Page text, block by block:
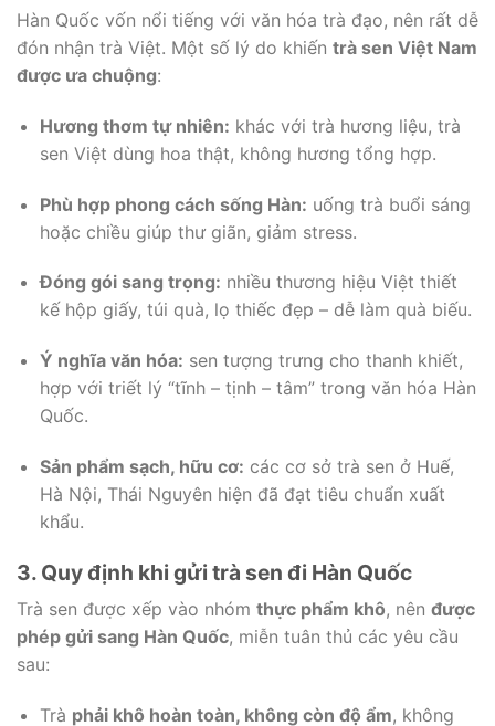
Hàn Quốc vốn nổi tiếng với văn hóa trà đạo, nên rất dễ
đón nhận trà Việt. Một số lý do khiến trà sen Việt Nam
được ưa chuộng:
Hương thơm tự nhiên: khác với trà hương liệu, trà
sen Việt dùng hoa thật, không hương tổng hợp.
Phù hợp phong cách sống Hàn: uống trà buổi sáng
hoặc chiều giúp thư giãn, giảm stress.
Đóng gói sang trọng: nhiều thương hiệu Việt thiết
kế hộp giấy, túi quà, lọ thiếc đẹp – dễ làm quà biếu.
Ý nghĩa văn hóa: sen tượng trưng cho thanh khiết,
hợp với triết lý “tĩnh – tịnh – tâm” trong văn hóa Hàn
Quốc.
Sản phẩm sạch, hữu cơ: các cơ sở trà sen ở Huế,
Hà Nội, Thái Nguyên hiện đã đạt tiêu chuẩn xuất
khẩu.
3. Quy định khi gửi trà sen đi Hàn Quốc
Trà sen được xếp vào nhóm thực phẩm khô, nên được
phép gửi sang Hàn Quốc, miễn tuân thủ các yêu cầu
sau:
Trà phải khô hoàn toàn, không còn độ ẩm, không